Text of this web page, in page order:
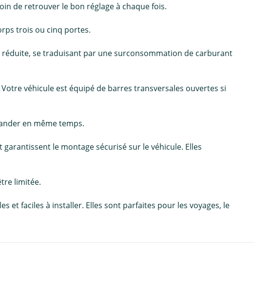
de retrouver le bon réglage à chaque fois.
trois ou cinq portes.
se traduisant par une surconsommation de carburant
véhicule est équipé de barres transversales ouvertes si
en même temps.
le montage sécurisé sur le véhicule. Elles
limitée.
et faciles à installer. Elles sont parfaites pour les voyages, le